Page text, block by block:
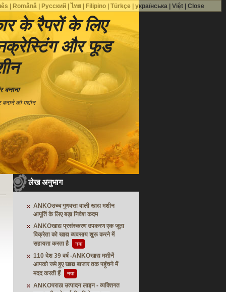
के रैपरों के लिए
और फूड
बनाना
बनाने की मशीन
लेख अनुभाग
ANKOउच्च गुणवत्ता वाली खाद्य मशीन
आपूर्ति के लिए बड़ा निवेश कदम
ANKOखाद्य प्रसंस्करण उपकरण एक जूता
विक्रेता को खाद्य व्यवसाय शुरू करने में
सहायता करता है
नया
110 देश 39 वर्ष -ANKOखाद्य मशीनें
आपको जमे हुए खाद्य बाजार तक पहुंचने में
मदद करती हैं
नया
ANKOपराठा उत्पादन लाइन - व्यक्तिगत
Română| Русский| ไทย| Filipino| Türkçe українська| Việt| Close